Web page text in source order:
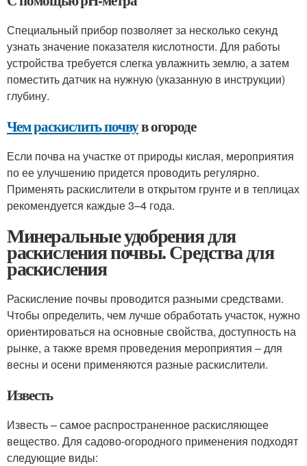
Специальный прибор позволяет за несколько секунд
узнать значение показателя кислотности. Для работы
устройства требуется слегка увлажнить землю, а затем
поместить датчик на нужную (указанную в инструкции)
глубину.
Чем раскислить почвув огороде
Если почва на участке от природы кислая, мероприятия
по ее улучшению придется проводить регулярно.
Применять раскислители в открытом грунте и в теплицах
рекомендуется каждые 3–4 года.
Минеральные удобрения для
раскисления почвы. Средства для
раскисления
Раскисление почвы проводится разными средствами.
Чтобы определить, чем лучше обработать участок, нужно
ориентироваться на основные свойства, доступность на
рынке, а также время проведения мероприятия – для
весны и осени применяются разные раскислители.
Известь
Известь – самое распространенное раскисляющее
вещество. Для садово-огородного применения подходят
следующие виды: